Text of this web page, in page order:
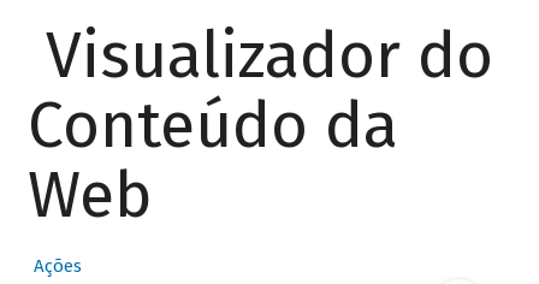
Visualizador do
Conteúdo da
Web
Ações